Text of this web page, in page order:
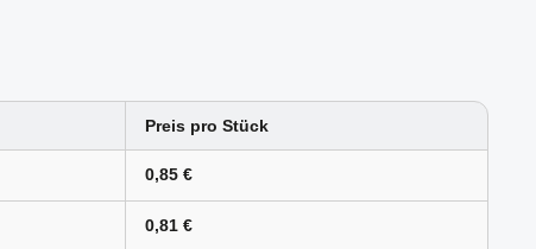
Preis pro Stück
0,85 €
0,81 €